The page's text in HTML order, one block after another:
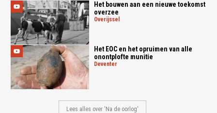
Het bouwen aan een nieuwe toekomst
overzee
overijssel
Het EOC en het opruimen van alle
onontplofte munitie
deventer
Lees alles over 'Na de oorlog'